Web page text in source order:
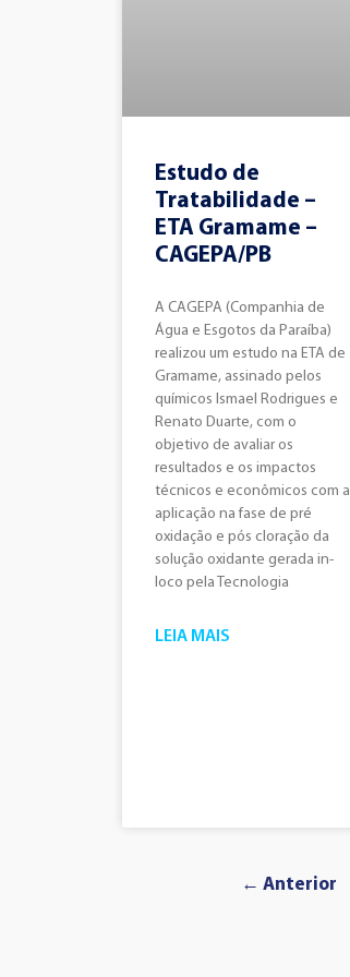
Estudo de
Tratabilidade –
ETA Gramame –
CAGEPA/PB
A CAGEPA (Companhia de
Água e Esgotos da Paraíba)
realizou um estudo na ETA de
Gramame, assinado pelos
químicos Ismael Rodrigues e
Renato Duarte, com o
objetivo de avaliar os
resultados e os impactos
técnicos e econômicos com a
aplicação na fase de pré
oxidação e pós cloração da
solução oxidante gerada in-
loco pela Tecnologia
LEIA MAIS
← Anterior